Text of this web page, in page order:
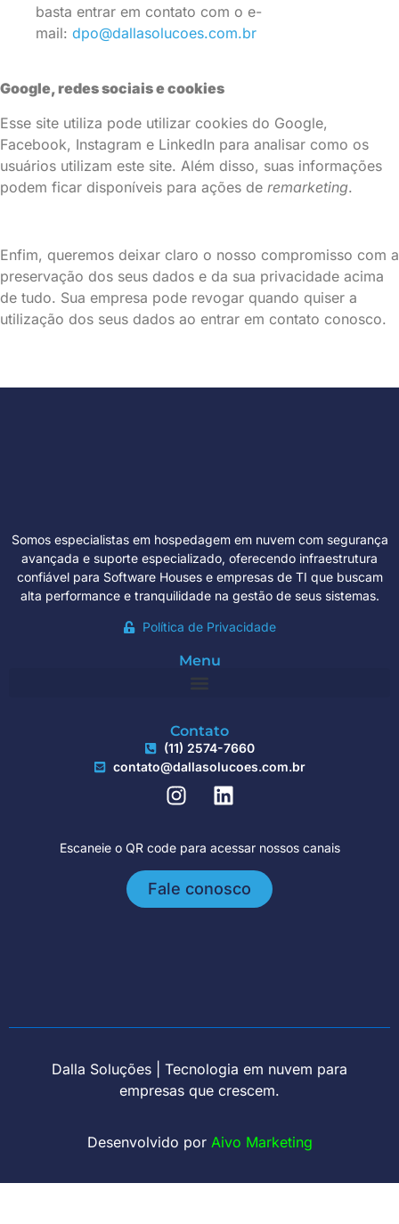
basta entrar em contato com o e-
mail: dpo@dallasolucoes.com.br
Google, redes sociais e cookies
Esse site utiliza pode utilizar cookies do Google,
Facebook, Instagram e LinkedIn para analisar como os
usuários utilizam este site. Além disso, suas informações
podem ficar disponíveis para ações de remarketing.
Enfim, queremos deixar claro o nosso compromisso com a
preservação dos seus dados e da sua privacidade acima
de tudo. Sua empresa pode revogar quando quiser a
utilização dos seus dados ao entrar em contato conosco.
Somos especialistas em hospedagem em nuvem com segurança
avançada e suporte especializado, oferecendo infraestrutura
confiável para Software Houses e empresas de TI que buscam
alta performance e tranquilidade na gestão de seus sistemas.
Política de Privacidade
Menu
Contato
(11) 2574-7660
contato@dallasolucoes.com.br
Escaneie o QR code para acessar nossos canais
Fale conosco
Dalla Soluções | Tecnologia em nuvem para
empresas que crescem.
Desenvolvido por Aivo Marketing